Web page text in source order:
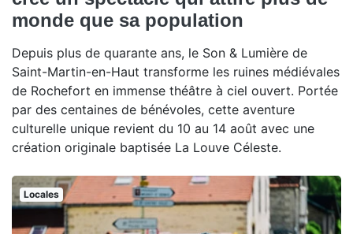
monde que sa population
Depuis plus de quarante ans, le Son & Lumière de
Saint-Martin-en-Haut transforme les ruines médiévales
de Rochefort en immense théâtre à ciel ouvert. Portée
par des centaines de bénévoles, cette aventure
culturelle unique revient du 10 au 14 août avec une
création originale baptisée La Louve Céleste.
Locales